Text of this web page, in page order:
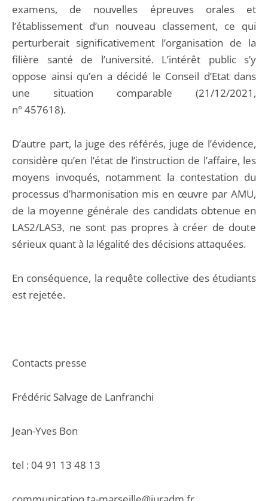
examens, de nouvelles épreuves orales et
l’établissement d’un nouveau classement, ce qui
perturberait significativement l’organisation de la
filière santé de l’université. L’intérêt public s’y
oppose ainsi qu’en a décidé le Conseil d’Etat dans
une situation comparable (21/12/2021,
n° 457618).
D’autre part, la juge des référés, juge de l’évidence,
considère qu’en l’état de l’instruction de l’affaire, les
moyens invoqués, notamment la contestation du
processus d’harmonisation mis en œuvre par AMU,
de la moyenne générale des candidats obtenue en
LAS2/LAS3, ne sont pas propres à créer de doute
sérieux quant à la légalité des décisions attaquées.
En conséquence, la requête collective des étudiants
est rejetée.
Contacts presse
Frédéric Salvage de Lanfranchi
Jean-Yves Bon
tel : 04 91 13 48 13